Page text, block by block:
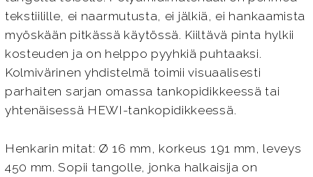
tekstiilille, ei naarmutusta, ei jälkiä, ei hankaamista
myöskään pitkässä käytössä. Kiiltävä pinta hylkii
kosteuden ja on helppo pyyhkiä puhtaaksi.
Kolmivärinen yhdistelmä toimii visuaalisesti
parhaiten sarjan omassa tankopidikkeessä tai
yhtenäisessä HEWI-tankopidikkeessä.
Henkarin mitat: Ø 16 mm, korkeus 191 mm, leveys
450 mm. Sopii tangolle, jonka halkaisija on